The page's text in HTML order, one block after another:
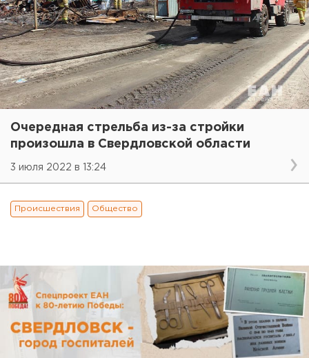
Очередная стрельба из-за стройки
произошла в Свердловской области
3 июля 2022 в 13:24
Происшествия Общество